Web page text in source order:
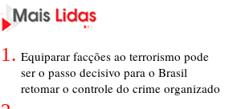
Equiparar facções ao terrorismo pode
ser o passo decisivo para o Brasil
retomar o controle do crime organizado